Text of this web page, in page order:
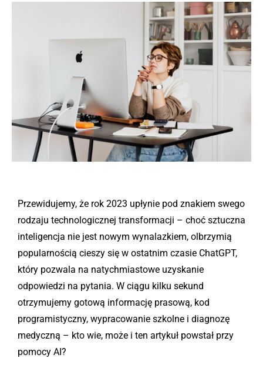
Przewidujemy, że rok 2023 upłynie pod znakiem swego
rodzaju technologicznej transformacji – choć sztuczna
inteligencja nie jest nowym wynalazkiem, olbrzymią
popularnością cieszy się w ostatnim czasie ChatGPT,
który pozwala na natychmiastowe uzyskanie
odpowiedzi na pytania. W ciągu kilku sekund
otrzymujemy gotową informację prasową, kod
programistyczny, wypracowanie szkolne i diagnozę
medyczną – kto wie, może i ten artykuł powstał przy
pomocy AI?